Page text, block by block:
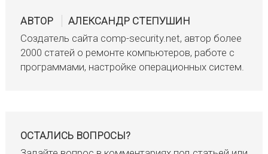
АВТОР
АЛЕКСАНДР СТЕПУШИН
Создатель сайта comp-security.net, автор более
2000 статей о ремонте компьютеров, работе с
программами, настройке операционных систем.
ОСТАЛИСЬ ВОПРОСЫ?